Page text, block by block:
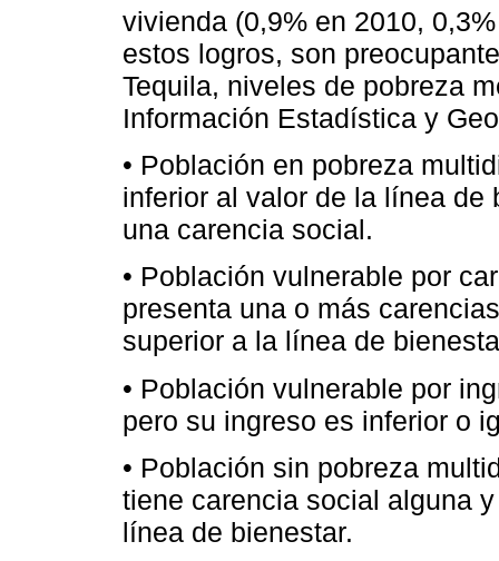
vivienda (0,9% en 2010,
estos logros, son
Tequila, niveles de pobreza
Información Estadística y
• Población en pobreza
inferior al valor de la línea de
una carencia social.
• Población vulnerable por
presenta una o más
superior a la línea de
• Población vulnerable por
pero su ingreso es inferior o
• Población sin pobreza
tiene carencia social alguna
línea de bienestar.